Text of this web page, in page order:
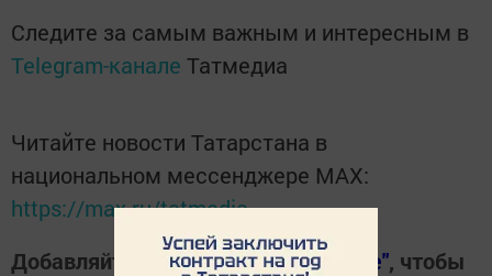
Следите за самым важным и интересным в
Telegram-канале Татмедиа
Читайте новости Татарстана в
национальном мессенджере MАХ:
https://max.ru/tatmedia
Добавляйте наш сайт в"Избранные", чтобы